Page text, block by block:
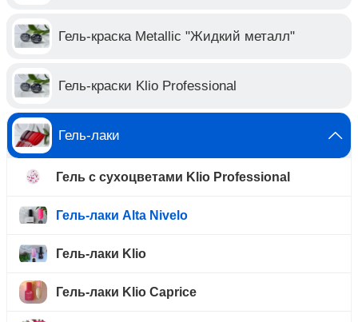
Гель-краска Metallic "Жидкий металл"
Гель-краски Klio Professional
Гель-лаки
Гель с сухоцветами Klio Professional
Гель-лаки Alta Nivelo
Гель-лаки Klio
Гель-лаки Klio Caprice